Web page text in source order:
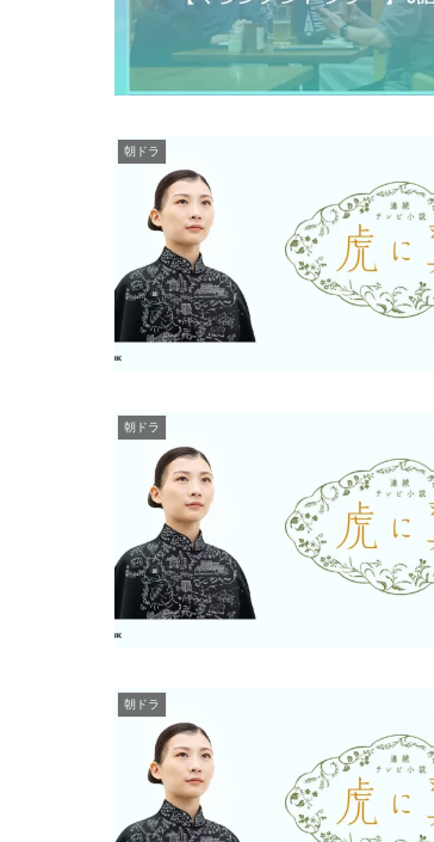
朝ドラ
朝ドラ
朝ドラ